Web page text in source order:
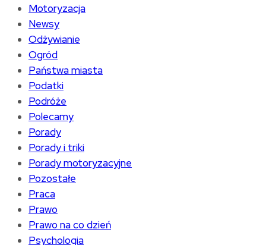
Motoryzacja
Newsy
Odżywianie
Ogród
Państwa miasta
Podatki
Podróże
Polecamy
Porady
Porady i triki
Porady motoryzacyjne
Pozostałe
Praca
Prawo
Prawo na co dzień
Psychologia